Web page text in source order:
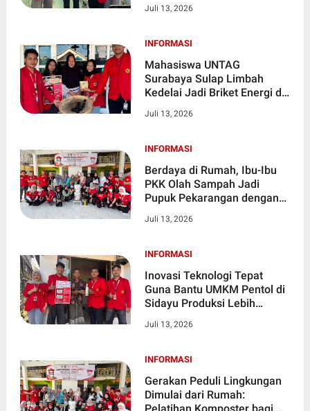
Sukorejo
Juli 13, 2026
INFORMASI
Mahasiswa UNTAG
Surabaya Sulap Limbah
Kedelai Jadi Briket Energi di
Gresik
Juli 13, 2026
INFORMASI
Berdaya di Rumah, Ibu-Ibu
PKK Olah Sampah Jadi
Pupuk Pekarangan dengan
Juli 13, 2026
INFORMASI
Inovasi Teknologi Tepat
Guna Bantu UMKM Pentol di
Sidayu Produksi Lebih
Juli 13, 2026
INFORMASI
Gerakan Peduli Lingkungan
Dimulai dari Rumah: